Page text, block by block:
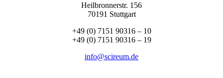
Heilbronnerstr. 156
70191 Stuttgart
+49 (0) 7151 90316 – 10
+49 (0) 7151 90316 – 19
info@scireum.de